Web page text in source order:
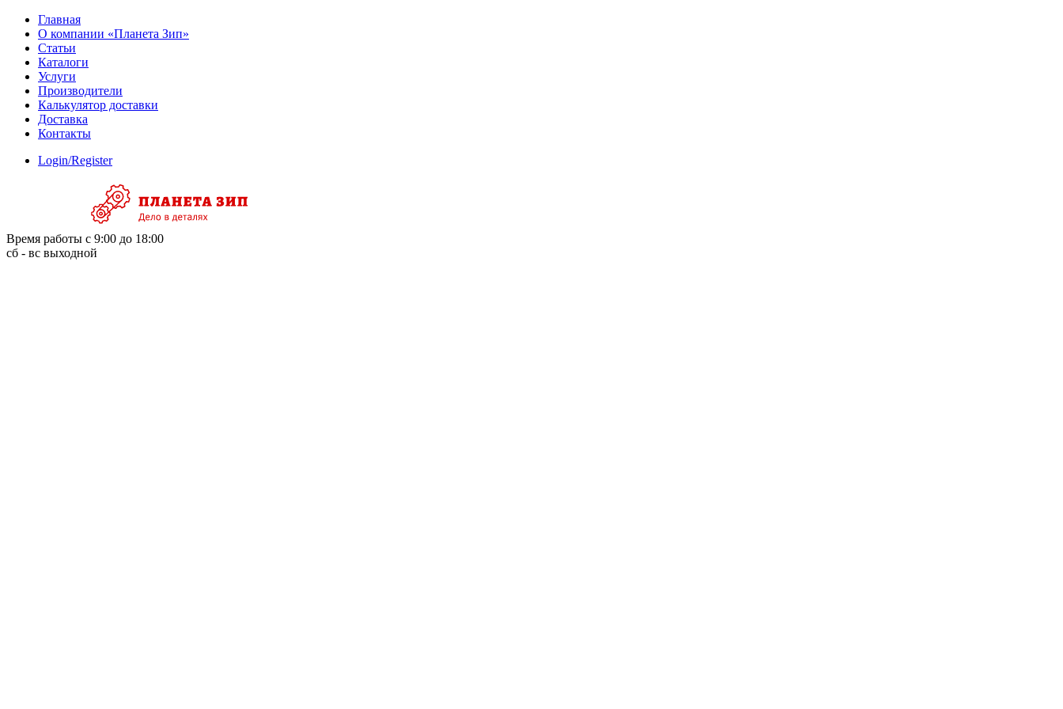
Skip
content
Главная
О компании «Планета Зип»
Статьи
Каталоги
Услуги
Производители
Калькулятор доставки
Доставка
Контакты
Login/Register
Время работы с 9:00 до 18:00
сб - вс выходной